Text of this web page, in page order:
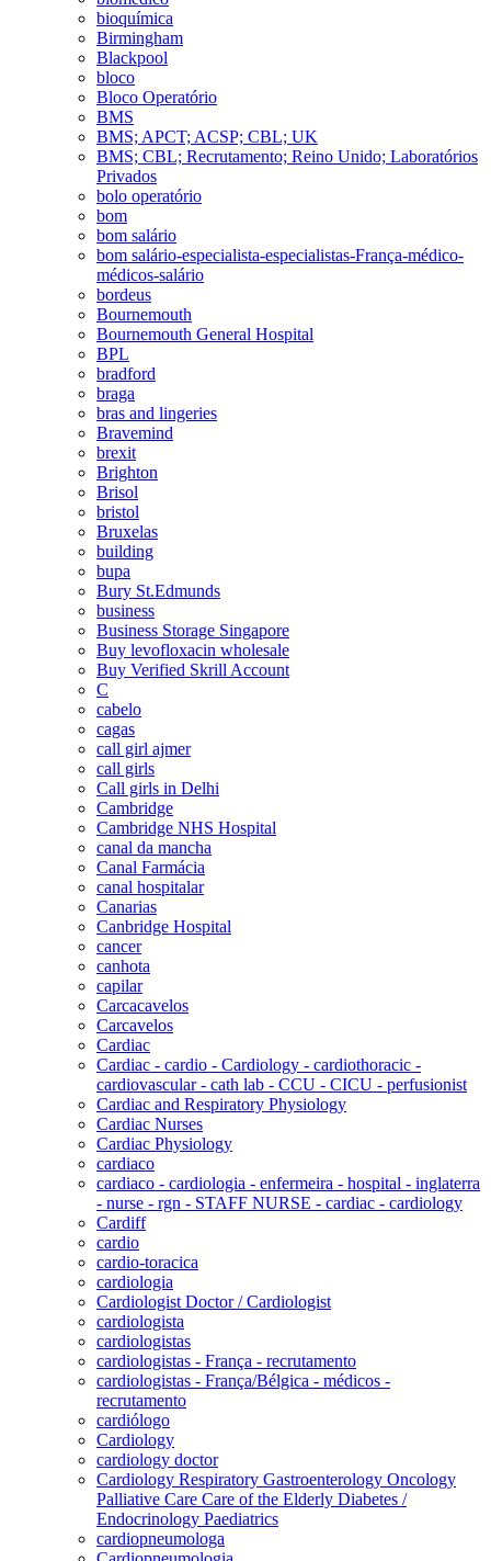
bioquímica
Birmingham
Blackpool
bloco
Bloco Operatório
BMS
BMS; APCT; ACSP; CBL; UK
BMS; CBL; Recrutamento; Reino Unido; Laboratórios
Privados
bolo operatório
bom
bom salário
bom salário-especialista-especialistas-França-médico-
médicos-salário
bordeus
Bournemouth
Bournemouth General Hospital
BPL
bradford
braga
bras and lingeries
Bravemind
brexit
Brighton
Brisol
bristol
Bruxelas
building
bupa
Bury St.Edmunds
business
Business Storage Singapore
Buy levofloxacin wholesale
Buy Verified Skrill Account
C
cabelo
cagas
call girl ajmer
call girls
Call girls in Delhi
Cambridge
Cambridge NHS Hospital
canal da mancha
Canal Farmácia
canal hospitalar
Canarias
Canbridge Hospital
cancer
canhota
capilar
Carcacavelos
Carcavelos
Cardiac
Cardiac - cardio - Cardiology - cardiothoracic -
cardiovascular - cath lab - CCU - CICU - perfusionist
Cardiac and Respiratory Physiology
Cardiac Nurses
Cardiac Physiology
cardiaco
cardiaco - cardiologia - enfermeira - hospital - inglaterra
- nurse - rgn - STAFF NURSE - cardiac - cardiology
Cardiff
cardio
cardio-toracica
cardiologia
Cardiologist Doctor / Cardiologist
cardiologista
cardiologistas
cardiologistas - França - recrutamento
cardiologistas - França/Bélgica - médicos -
recrutamento
cardiólogo
Cardiology
cardiology doctor
Cardiology Respiratory Gastroenterology Oncology
Palliative Care Care of the Elderly Diabetes /
Endocrinology Paediatrics
cardiopneumologa